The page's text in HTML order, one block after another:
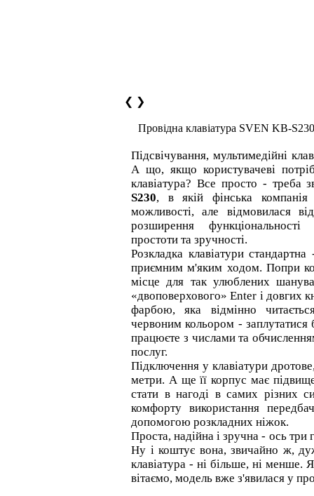
❮ ❯
Провідна клавіатура SVEN KB-S230
Підсвічування, мультимедійні
А що, якщо користувачеві
клавіатура? Все просто - треба
S230, в якій фінська компанія
можливості, але відмовилася
розширення
простоти та зручності.
Розкладка клавіатури
приємним м'яким ходом. Попри
місце для так улюблених
«двоповерхового» Enter і довгих
фарбою, яка відмінно
червоним кольором -
працюєте з числами та
послуг.
Підключення у клавіатури
метри. А ще її корпус має
стати в нагоді в самих різних
комфорту використання
допомогою розкладних ніжок.
Проста, надійна і зручна - ось три
Ну і коштує вона, звичайно ж,
клавіатура - ні більше, ні менше.
вітаємо, модель вже з'явилася у